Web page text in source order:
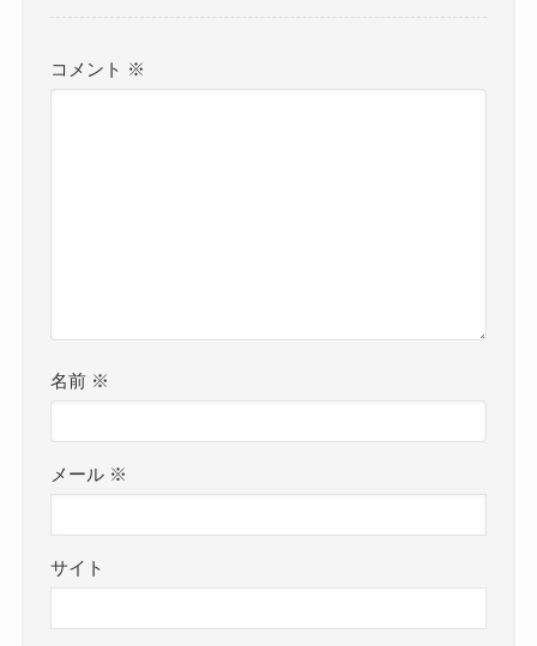
コメント ※
名前 ※
メール ※
サイト